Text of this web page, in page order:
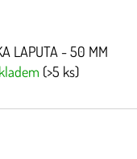
LAPUTA - 50 MM
(>5 ks)